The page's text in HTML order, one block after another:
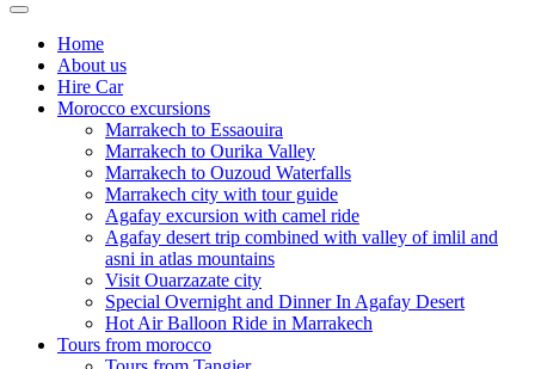
Home
About us
Hire Car
Morocco excursions
Marrakech to Essaouira
Marrakech to Ourika Valley
Marrakech to Ouzoud Waterfalls
Marrakech city with tour guide
Agafay excursion with camel ride
Agafay desert trip combined with valley of imlil and
asni in atlas mountains
Visit Ouarzazate city
Special Overnight and Dinner In Agafay Desert
Hot Air Balloon Ride in Marrakech
Tours from morocco